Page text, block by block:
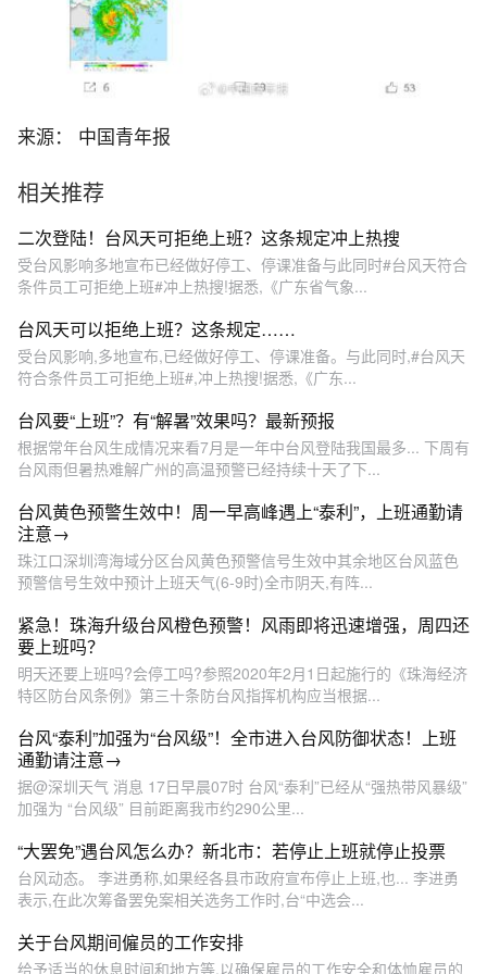
来源： 中国青年报
相关推荐
二次登陆！台风天可拒绝上班？这条规定冲上热搜
受台风影响多地宣布已经做好停工、停课准备与此同时#台风天符合
条件员工可拒绝上班#冲上热搜!据悉,《广东省气象...
台风天可以拒绝上班？这条规定……
受台风影响,多地宣布,已经做好停工、停课准备。与此同时,#台风天
符合条件员工可拒绝上班#,冲上热搜!据悉,《广东...
台风要“上班”？有“解暑”效果吗？最新预报
根据常年台风生成情况来看7月是一年中台风登陆我国最多... 下周有
台风雨但暑热难解广州的高温预警已经持续十天了下...
台风黄色预警生效中！周一早高峰遇上“泰利”，上班通勤请
注意→
珠江口深圳湾海域分区台风黄色预警信号生效中其余地区台风蓝色
预警信号生效中预计上班天气(6-9时)全市阴天,有阵...
紧急！珠海升级台风橙色预警！风雨即将迅速增强，周四还
要上班吗？
明天还要上班吗?会停工吗?参照2020年2月1日起施行的《珠海经济
特区防台风条例》第三十条防台风指挥机构应当根据...
台风“泰利”加强为“台风级”！全市进入台风防御状态！上班
通勤请注意→
据@深圳天气 消息 17日早晨07时 台风“泰利”已经从“强热带风暴级”
加强为 “台风级” 目前距离我市约290公里...
“大罢免”遇台风怎么办？新北市：若停止上班就停止投票
台风动态。 李进勇称,如果经各县市政府宣布停止上班,也... 李进勇
表示,在此次筹备罢免案相关选务工作时,台“中选会...
关于台风期间僱员的工作安排
给予适当的休息时间和地方等,以确保雇员的工作安全和体恤雇员的